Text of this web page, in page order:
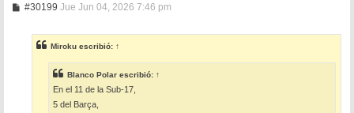
#30199M
a
j
e
Jue Jun 04, 2026 7:46 pm
Miroku escribió: ↑
Blanco Polar escribió: ↑
En el 11 de la Sub-17,
5 del Barça,